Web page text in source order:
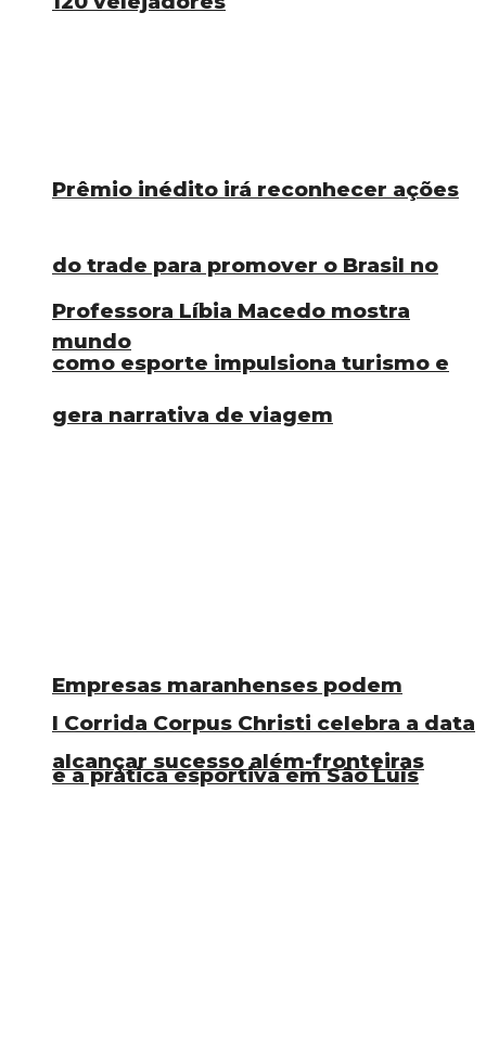
Professora Líbia Macedo mostra
como esporte impulsiona turismo e
gera narrativa de viagem
I Corrida Corpus Christi celebra a data
e a prática esportiva em São Luís
Prêmio inédito irá reconhecer ações
do trade para promover o Brasil no
mundo
Empresas maranhenses podem
alcançar sucesso além-fronteiras